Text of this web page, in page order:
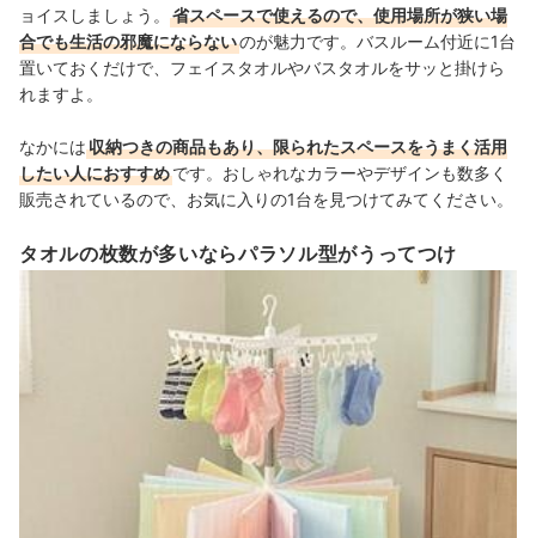
ョイスしましょう。
省スペースで使えるので、使用場所が狭い場
合でも生活の邪魔にならないのが魅力です。バスルーム付近に1台
置いておくだけで、フェイスタオルやバスタオルをサッと掛けら
れますよ。
なかには収納つきの商品もあり、限られたスペースをうまく活用
したい人におすすめです。おしゃれなカラーやデザインも数多く
販売されているので、お気に入りの1台を見つけてみてください。
タオルの枚数が多いならパラソル型がうってつけ